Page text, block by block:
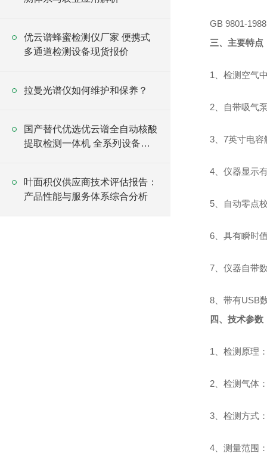
GB 9801-
三、主要特点
1、检测空气
2、自带吸气
3、7英寸电
4、仪器显示
5、自动零点
6、具有瞬时
7、仪器自带
8、带有USB
四、技术参
1、检测原理
2、检测气体
3、检测
4、测量范围
优云谱蜂蜜检测仪厂家 便携式
多通道检测设备现货报价
拉曼光谱仪如何维护和保养？
国产替代优选优云谱全自动核酸
提取检测一体机 全系列设备厂
叶面积仪供应商技术评估报告：
产品性能与服务体系综合分析